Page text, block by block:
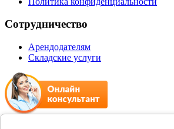
Сотрудничество
Арендодателям
Складские услуги